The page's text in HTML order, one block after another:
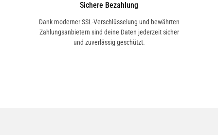
Sichere Bezahlung
Dank moderner SSL-Verschlüsselung und bewährten
Zahlungsanbietern sind deine Daten jederzeit sicher
und zuverlässig geschützt.